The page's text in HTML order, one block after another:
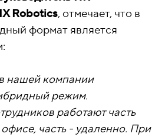
Robotics, отмечает, что в
формат является
нашей компании
режим.
работают часть
часть - удаленно. При